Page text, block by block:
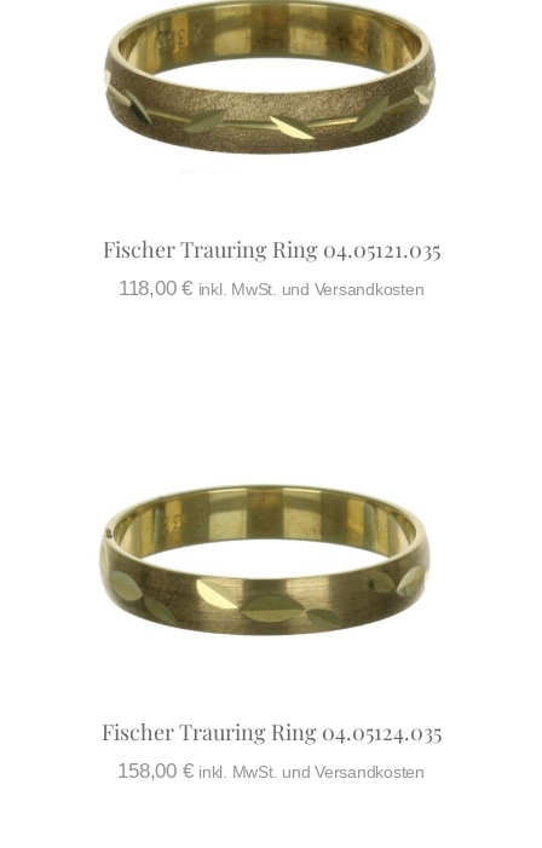
Fischer Trauring Ring 04.05121.035
118,00 € inkl. MwSt. und Versandkosten
Fischer Trauring Ring 04.05124.035
158,00 € inkl. MwSt. und Versandkosten